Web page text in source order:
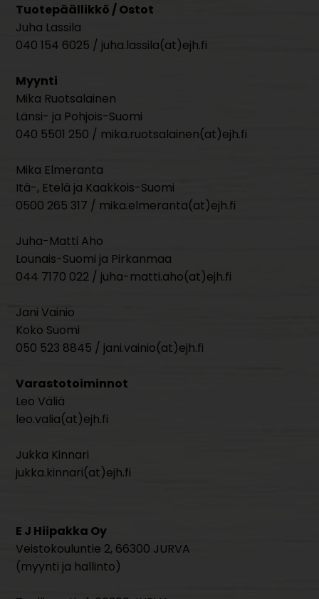
Tuotepäällikkö / Ostot
Juha Lassila
040 154 6025 / juha.lassila(at)ejh.fi
Myynti
Mika Ruotsalainen
Länsi- ja Pohjois-Suomi
040 5501 250 / mika.ruotsalainen(at)ejh.fi
Mika Elmeranta
Itä-, Etelä ja Kaakkois-Suomi
0500 265 317 / mika.elmeranta(at)ejh.fi
Juha-Matti Aho
Lounais-Suomi ja Pirkanmaa
044 7170 022 / juha-matti.aho(at)ejh.fi
Jani Vainio
Koko Suomi
050 523 8845 / jani.vainio(at)ejh.fi
Varastotoiminnot
Leo Väliä
leo.valia(at)ejh.fi
Jukka Kinnari
jukka.kinnari(at)ejh.fi
E J Hiipakka Oy
Veistokouluntie 2, 66300 JURVA
(myynti ja hallinto)